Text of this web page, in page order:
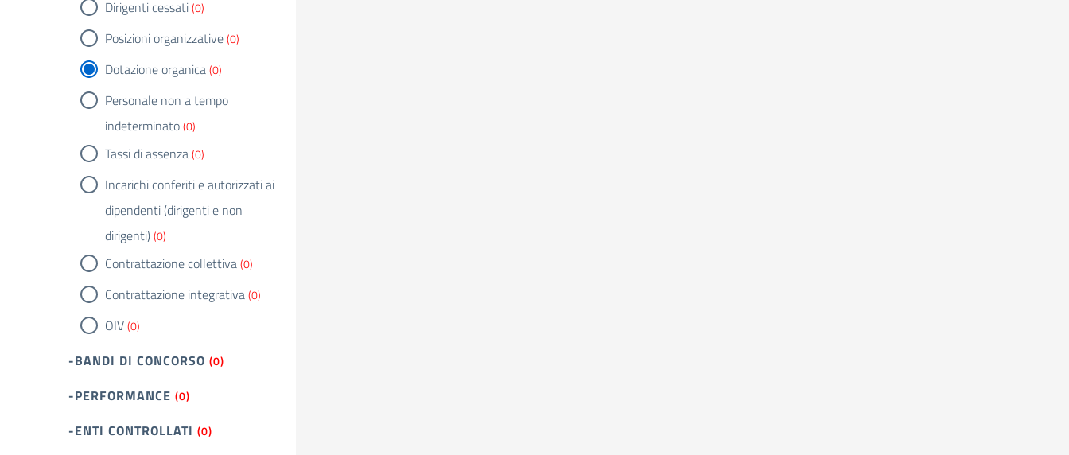
Dirigenti cessati(0)
Posizioni organizzative(0)
Dotazione organica(0)
Personale non a tempo
indeterminato(0)
Tassi di assenza(0)
Incarichi conferiti e autorizzati ai
dipendenti (dirigenti e non
dirigenti)(0)
Contrattazione collettiva(0)
Contrattazione integrativa(0)
OIV(0)
-BANDI DI CONCORSO (0)
-PERFORMANCE (0)
-ENTI CONTROLLATI (0)